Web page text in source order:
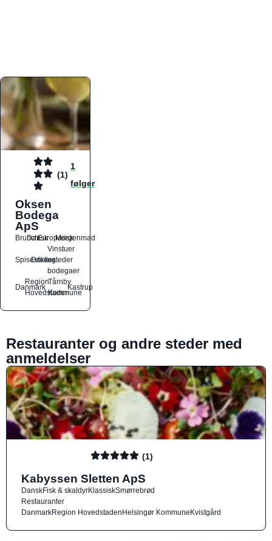
(1)
1
følger
Oksen
Bodega
ApS
Brunch
DanskEuropæiskMorgenmad
Spisesteder
Drikkesteder
Vinstuer
og
bodegaer
Danmark
Region
Hovedstaden
Tårnby
Kommune
Kastrup
Restauranter og andre steder med
anmeldelser
(1)
Kabyssen Sletten ApS
DanskFisk & skaldyrKlassiskSmørrebrød
Restauranter
DanmarkRegion HovedstadenHelsingør KommuneKvistgård